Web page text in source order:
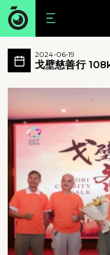
戈壁慈善行
這次慈善活動的目
戈壁慈善行 108km
2024-06-19
戈壁慈善行